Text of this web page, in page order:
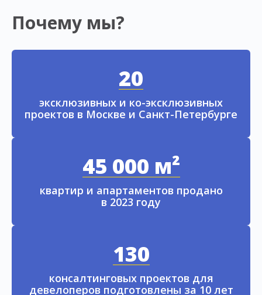
Почему мы?
20
эксклюзивных и ко-эксклюзивных
проектов в Москве и Санкт-Петербурге
45 000 м²
квартир и апартаментов продано
в 2023 году
130
консалтинговых проектов для
девелоперов подготовлены за 10 лет